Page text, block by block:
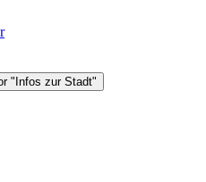
"Infos zur Stadt"